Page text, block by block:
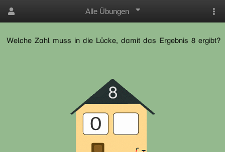
Alle Übungen
Welche Zahl muss in die Lücke, damit das Ergebnis 8 ergibt?